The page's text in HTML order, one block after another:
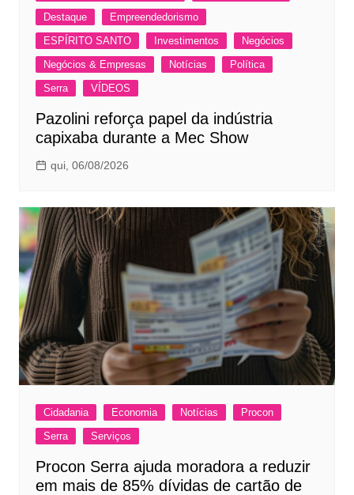
Destaque
Empreendedorismo
ESPÍRITO SANTO
Investimentos
Negócios
Negócios & Empresas
Notícias
Política
Serra
VÍDEOS
Pazolini reforça papel da indústria
capixaba durante a Mec Show
qui, 06/08/2026
Cidadania Economia Notícias
Procon
Serra
Serviços
Procon Serra ajuda moradora a reduzir
em mais de 85% dívidas de cartão de